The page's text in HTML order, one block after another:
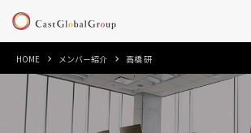
HOME メンバー紹介 高橋 研